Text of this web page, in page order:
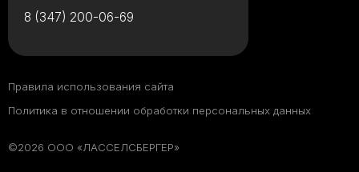
8 (347) 200-06-69
©2026 ООО «ЛАССЕЛСБЕРГЕР»
Правила использования сайта
Политика в отношении обработки персональных данных